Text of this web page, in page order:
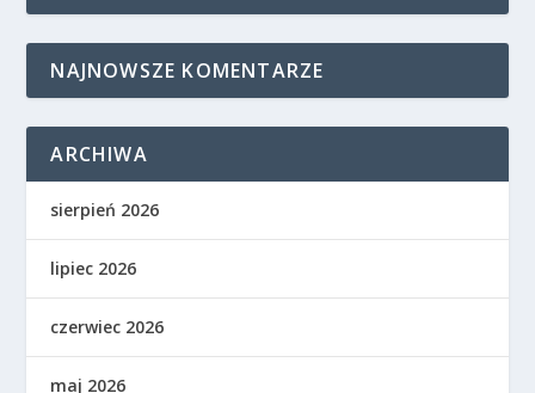
NAJNOWSZE KOMENTARZE
ARCHIWA
sierpień 2026
lipiec 2026
czerwiec 2026
maj 2026